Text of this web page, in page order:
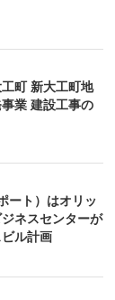
町 新大工町地
業 建設工事の
ート）はオリッ
ネスセンターが
ル計画